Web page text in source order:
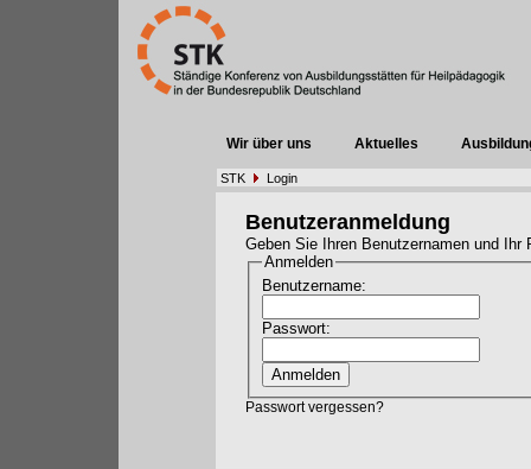
Wir über uns Aktuelles
STK Login
Benutzeranmeldung
Geben Sie Ihren Benutzernamen und
Anmelden
Benutzername:
Passwort:
Passwort vergessen?